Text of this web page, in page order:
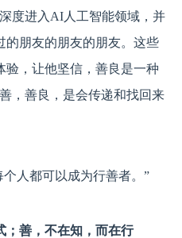
度进入AI人工智能领域，并
的朋友的朋友的朋友。这些
验，让他坚信，善良是一种
，善良，是会传递和找回来
人都可以成为行善者。”
；善，不在知，而在行